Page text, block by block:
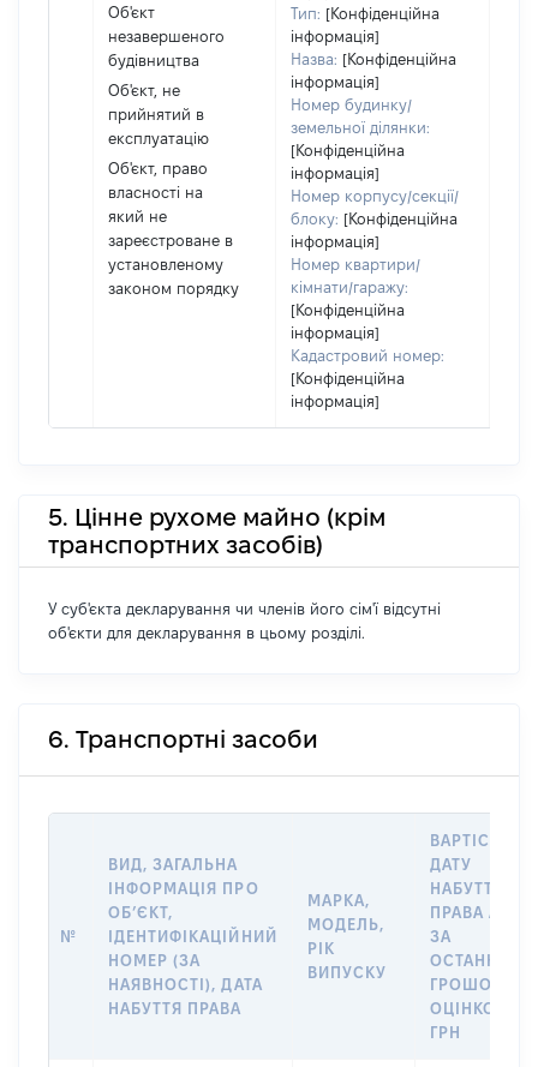
Об'єкт
незавершеного
будівництва
Об'єкт, не
прийнятий в
експлуатацію
Об'єкт, право
власності на
який не
зареєстроване в
установленому
законом порядку
Тип: [Конфіденційна
інформація]
Назва: [Конфіденційна
інформація]
Номер будинку/
земельної ділянки:
[Конфіденційна
інформація]
Номер корпусу/секції/
блоку: [Конфіденційна
інформація]
Номер квартири/
кімнати/гаражу:
[Конфіденційна
інформація]
Кадастровий номер:
[Конфіденційна
інформація]
5. Цінне рухоме майно (крім
транспортних засобів)
У суб'єкта декларування чи членів його сім'ї відсутні
об'єкти для декларування в цьому розділі.
6. Транспортні засоби
№
ВИД, ЗАГАЛЬНА
ІНФОРМАЦІЯ ПРО
ОБʼЄКТ,
ІДЕНТИФІКАЦІЙНИЙ
НОМЕР (ЗА
НАЯВНОСТІ), ДАТА
НАБУТТЯ ПРАВА
МАРКА,
МОДЕЛЬ,
РІК
ВИПУСКУ
ВАРТІСТЬ НА
ДАТУ
НАБУТТЯ
ПРАВА АБО
ЗА
ГРОШОВОЮ
ОЦІНКОЮ,
ГРН